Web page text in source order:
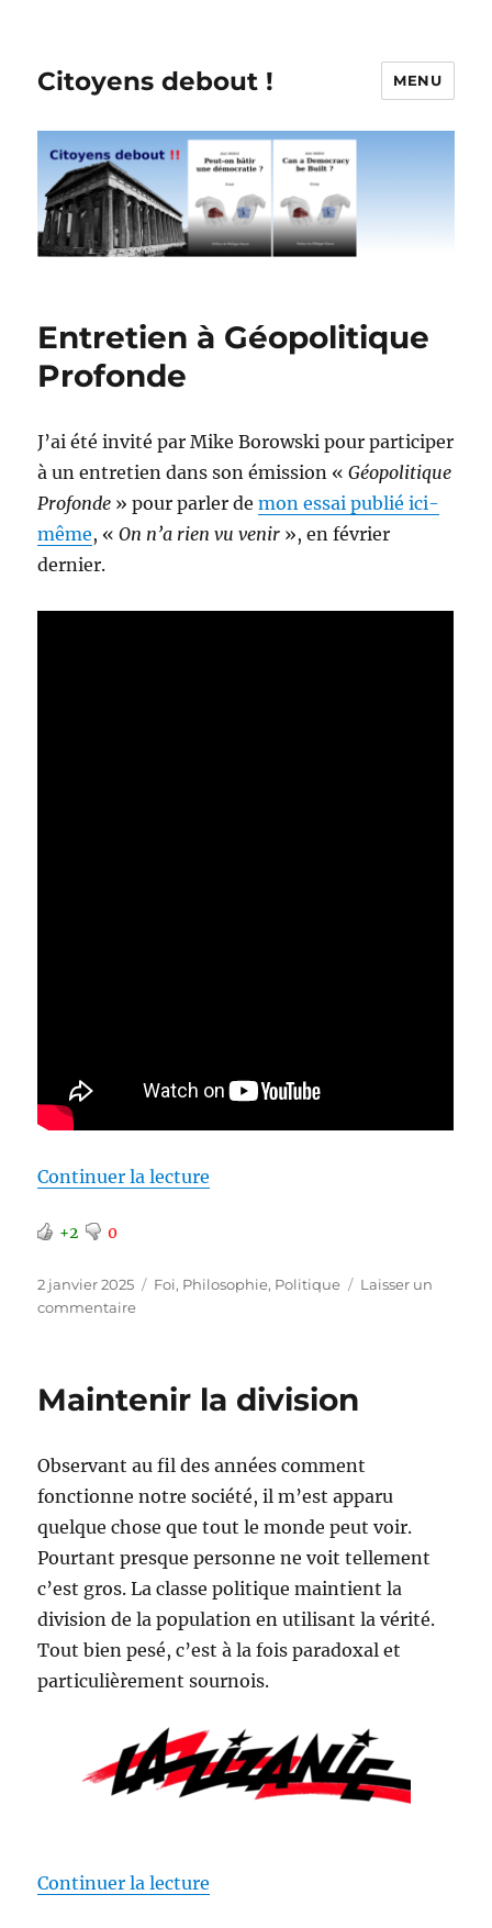
Citoyens debout ! MENU
Entretien à Géopolitique
Profonde
J’ai été invité par Mike Borowski pour participer
à un entretien dans son émission «Géopolitique
Profonde » pour parler demon essai publié ici-
même, «On n’a rien vu venir », en février
dernier.
Continuer la lecture
+2 0
Publié
le
2 janvier 2025 Catégories
Foi, Philosophie, Politique
Laisser un
commentairesur
Profonde
Maintenir la division
Observant au fil des années comment
fonctionne notre société, il m’est apparu
quelque chose que tout le monde peut voir.
Pourtant presque personne ne voit tellement
c’est gros. La classe politique maintient la
division de la population en utilisant la vérité.
Tout bien pesé, c’est à la fois paradoxal et
particulièrement sournois.
Continuer la lecture